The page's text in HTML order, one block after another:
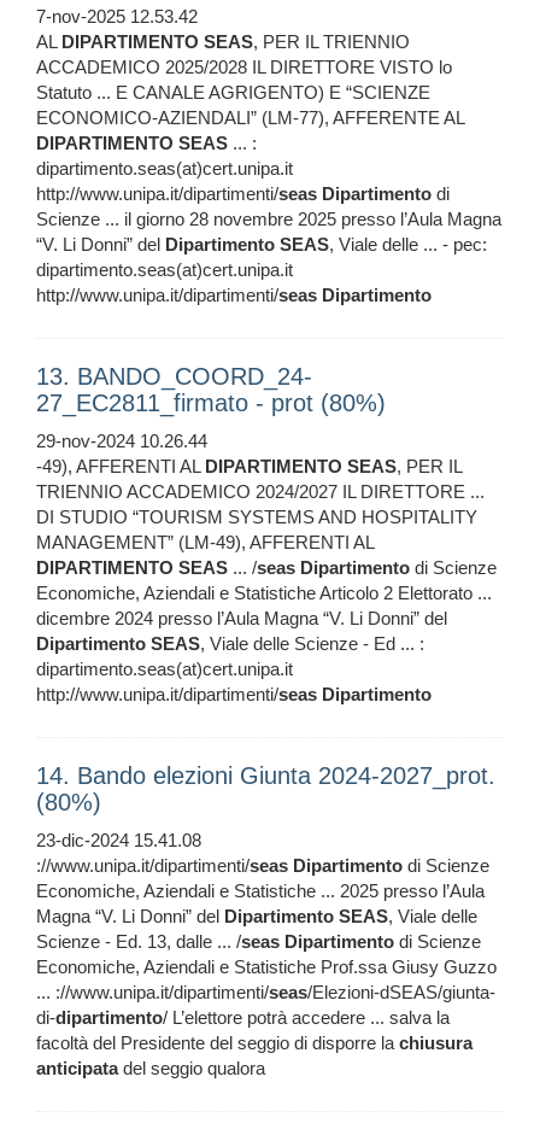
7-nov-2025 12.53.42
AL DIPARTIMENTO SEAS, PER IL TRIENNIO
ACCADEMICO 2025/2028 IL DIRETTORE VISTO lo
Statuto ... E CANALE AGRIGENTO) E “SCIENZE
ECONOMICO-AZIENDALI” (LM-77), AFFERENTE AL
DIPARTIMENTO SEAS ... :
dipartimento.seas(at)cert.unipa.it
http://www.unipa.it/dipartimenti/seas Dipartimento di
Scienze ... il giorno 28 novembre 2025 presso l’Aula Magna
“V. Li Donni” del Dipartimento SEAS, Viale delle ... - pec:
dipartimento.seas(at)cert.unipa.it
http://www.unipa.it/dipartimenti/seas Dipartimento
13. BANDO_COORD_24-
27_EC2811_firmato - prot (80%)
29-nov-2024 10.26.44
-49), AFFERENTI AL DIPARTIMENTO SEAS, PER IL
TRIENNIO ACCADEMICO 2024/2027 IL DIRETTORE ...
DI STUDIO “TOURISM SYSTEMS AND HOSPITALITY
MANAGEMENT” (LM-49), AFFERENTI AL
DIPARTIMENTO SEAS ... /seas Dipartimento di Scienze
Economiche, Aziendali e Statistiche Articolo 2 Elettorato ...
dicembre 2024 presso l’Aula Magna “V. Li Donni” del
Dipartimento SEAS, Viale delle Scienze - Ed ... :
dipartimento.seas(at)cert.unipa.it
http://www.unipa.it/dipartimenti/seas Dipartimento
14. Bando elezioni Giunta 2024-2027_prot.
(80%)
23-dic-2024 15.41.08
://www.unipa.it/dipartimenti/seas Dipartimento di Scienze
Economiche, Aziendali e Statistiche ... 2025 presso l’Aula
Magna “V. Li Donni” del Dipartimento SEAS, Viale delle
Scienze - Ed. 13, dalle ... /seas Dipartimento di Scienze
Economiche, Aziendali e Statistiche Prof.ssa Giusy Guzzo
... ://www.unipa.it/dipartimenti/seas/Elezioni-dSEAS/giunta-
di-dipartimento/ L’elettore potrà accedere ... salva la
facoltà del Presidente del seggio di disporre lachiusura
anticipatadel seggio qualora